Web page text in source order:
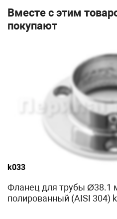
Вместе с этим
покупают
k033
Фланец для трубы Ø38.1
полированный (AISI 304)